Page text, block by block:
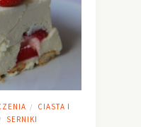
/
CIASTA I
/ SERNIKI